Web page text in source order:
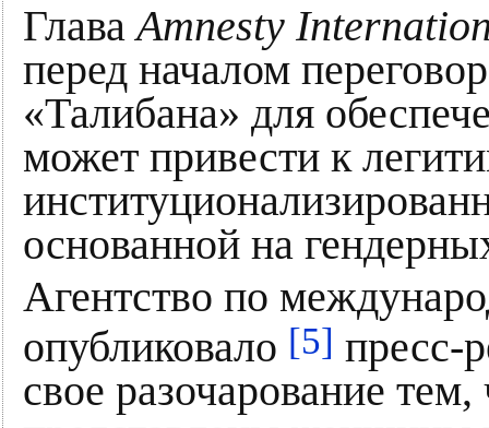
ГлаваAmnesty
перед началом
«Талибана» для
может привести к
основанной на
Агентство по
опубликовало [5] пресс-
свое разочарование